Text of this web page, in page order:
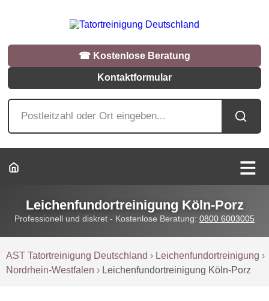
☎︎ Kostenlose Beratung
Kontaktformular
Leichenfundortreinigung Köln-Porz
Professionell und diskret - Kostenlose Beratung: 0800 6003005
AST Tatortreinigung Deutschland › Leichenfundortreinigung ›
Nordrhein-Westfalen › Leichenfundortreinigung Köln-Porz